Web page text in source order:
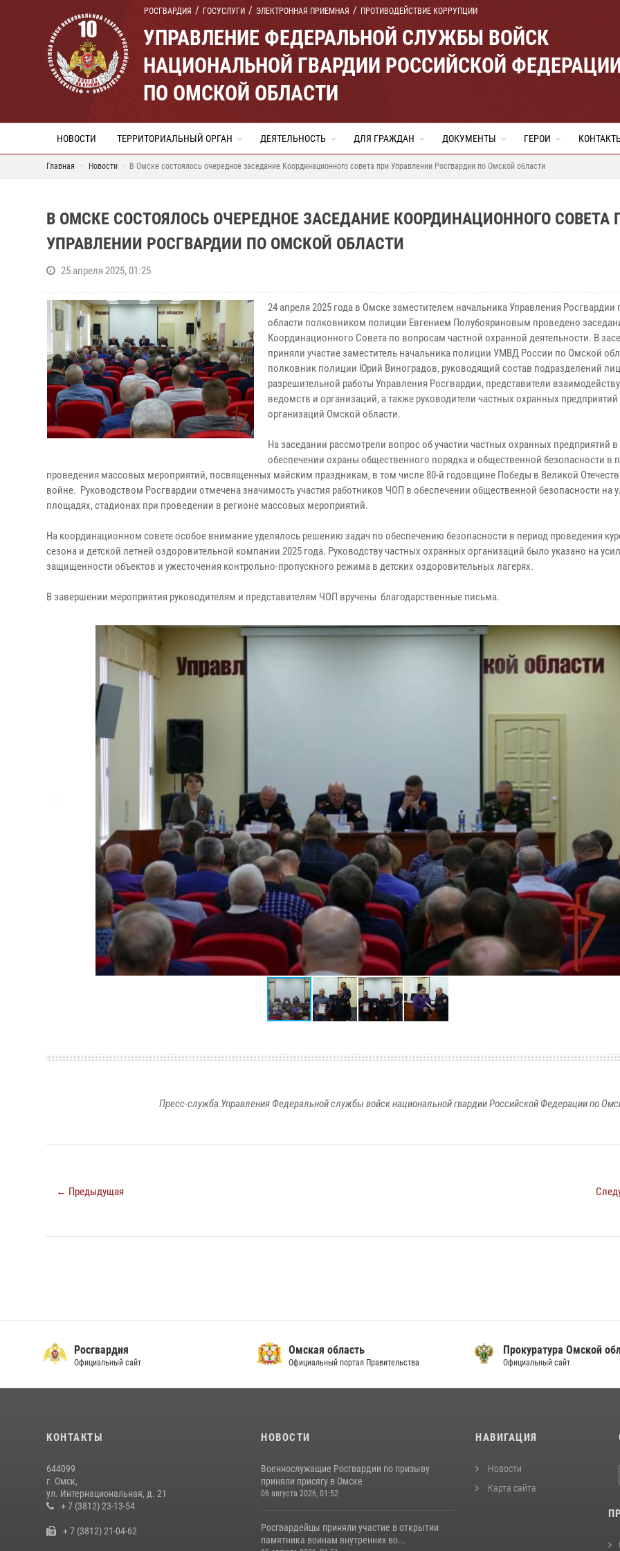
РОСГВАРДИЯ ГОСУСЛУГИ ЭЛЕКТРОННАЯ ПРИЕМНАЯ ПРОТИВОДЕЙСТВИЕ КОРРУПЦИИ
УПРАВЛЕНИЕ ФЕДЕРАЛЬНОЙ СЛУЖБЫ ВОЙСК
НАЦИОНАЛЬНОЙ ГВАРДИИ РОССИЙСКОЙ
ПО ОМСКОЙ ОБЛАСТИ
НОВОСТИ ТЕРРИТОРИАЛЬНЫЙ ОРГАН ДЕЯТЕЛЬНОСТЬ ДЛЯ ГРАЖДАН ДОКУМЕНТЫ ГЕРОИ
Главная Новости В Омске состоялось очередное заседание Координационного совета при Управлении Росгвардии по Омской области
В ОМСКЕ СОСТОЯЛОСЬ ОЧЕРЕДНОЕ ЗАСЕДАНИЕ КООРДИНАЦИОННОГО СОВЕТА
УПРАВЛЕНИИ РОСГВАРДИИ ПО ОМСКОЙ ОБЛАСТИ
25 апреля 2025, 01:25
24 апреля 2025 года в Омске заместителем начальника Управления
области полковником полиции Евгением Полубояриновым проведено
Координационного Совета по вопросам частной охранной деятельности. В
приняли участие заместитель начальника полиции УМВД России по Омской
полковник полиции Юрий Виноградов, руководящий состав подразделений
разрешительной работы Управления Росгвардии, представители
ведомств и организаций, а также руководители частных охранных предприятий
организаций Омской области.
На заседании рассмотрели вопрос об участии частных охранных предприятий в
обеспечении охраны общественного порядка и общественной безопасности в
проведения массовых мероприятий, посвященных майским праздникам, в том числе 80-й годовщине Победы в Великой
войне. Руководством Росгвардии отмечена значимость участия работников ЧОП в обеспечении общественной безопасности на
площадях, стадионах при проведении в регионе массовых мероприятий.
На координационном совете особое внимание уделялось решению задач по обеспечению безопасности в период проведения
сезона и детской летней оздоровительной компании 2025 года. Руководству частных охранных организаций было указано на
защищенности объектов и ужесточения контрольно-пропускного режима в детских оздоровительных лагерях.
В завершении мероприятия руководителям и представителям ЧОП вручены благодарственные письма.
Пресс-служба Управления Федеральной службы войск национальной гвардии Российской Федерации по
← Предыдущая
Росгвардия
Официальный сайт
Омская область
Официальный портал Правительства
Прокуратура Омской
Официальный сайт
КОНТАКТЫ
644099
г. Омск,
ул. Интернациональная, д. 21
+ 7 (3812) 23-13-54
+ 7 (3812) 21-04-62
НОВОСТИ
Военнослужащие Росгвардии по призыву
приняли присягу в Омске
06 августа 2026, 01:52
Росгвардейцы приняли участие в открытии
памятника воинам внутренних во...
НАВИГАЦИЯ
Новости
Карта сайта